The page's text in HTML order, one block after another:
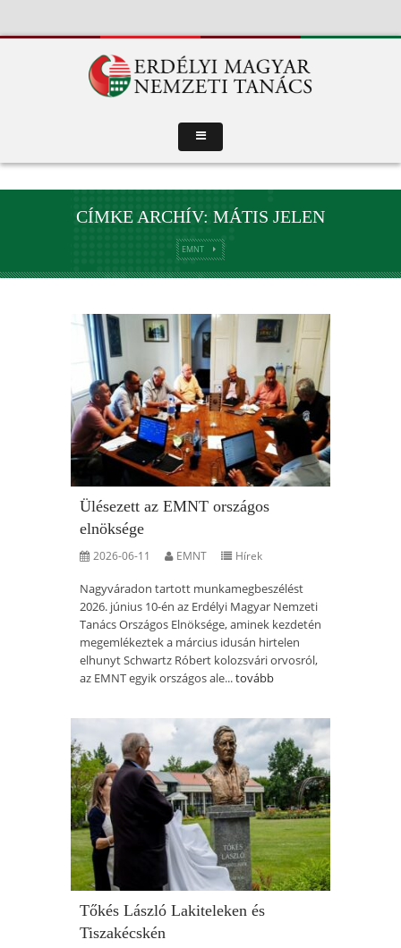
CÍMKE ARCHÍV: MÁTIS JELEN
EMNT
Ülésezett az EMNT országos
elnöksége
2026-06-11 EMNT Hírek
Nagyváradon tartott munkamegbeszélést
2026. június 10-én az Erdélyi Magyar Nemzeti
Tanács Országos Elnöksége, aminek kezdetén
megemlékeztek a március idusán hirtelen
elhunyt Schwartz Róbert kolozsvári orvosról,
az EMNT egyik országos ale...tovább
Tőkés László Lakiteleken és
Tiszakécskén